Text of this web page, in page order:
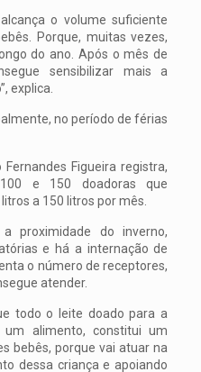
o volume suficiente
Porque, muitas vezes,
do ano. Após o mês de
sensibilizar mais a
explica.
no período de férias
Figueira registra,
e 150 doadoras que
a 150 litros por mês.
proximidade do inverno,
e há a internação de
o número de receptores,
atender.
todo o leite doado para a
alimento, constitui um
bebês, porque vai atuar na
dessa criança e apoiando